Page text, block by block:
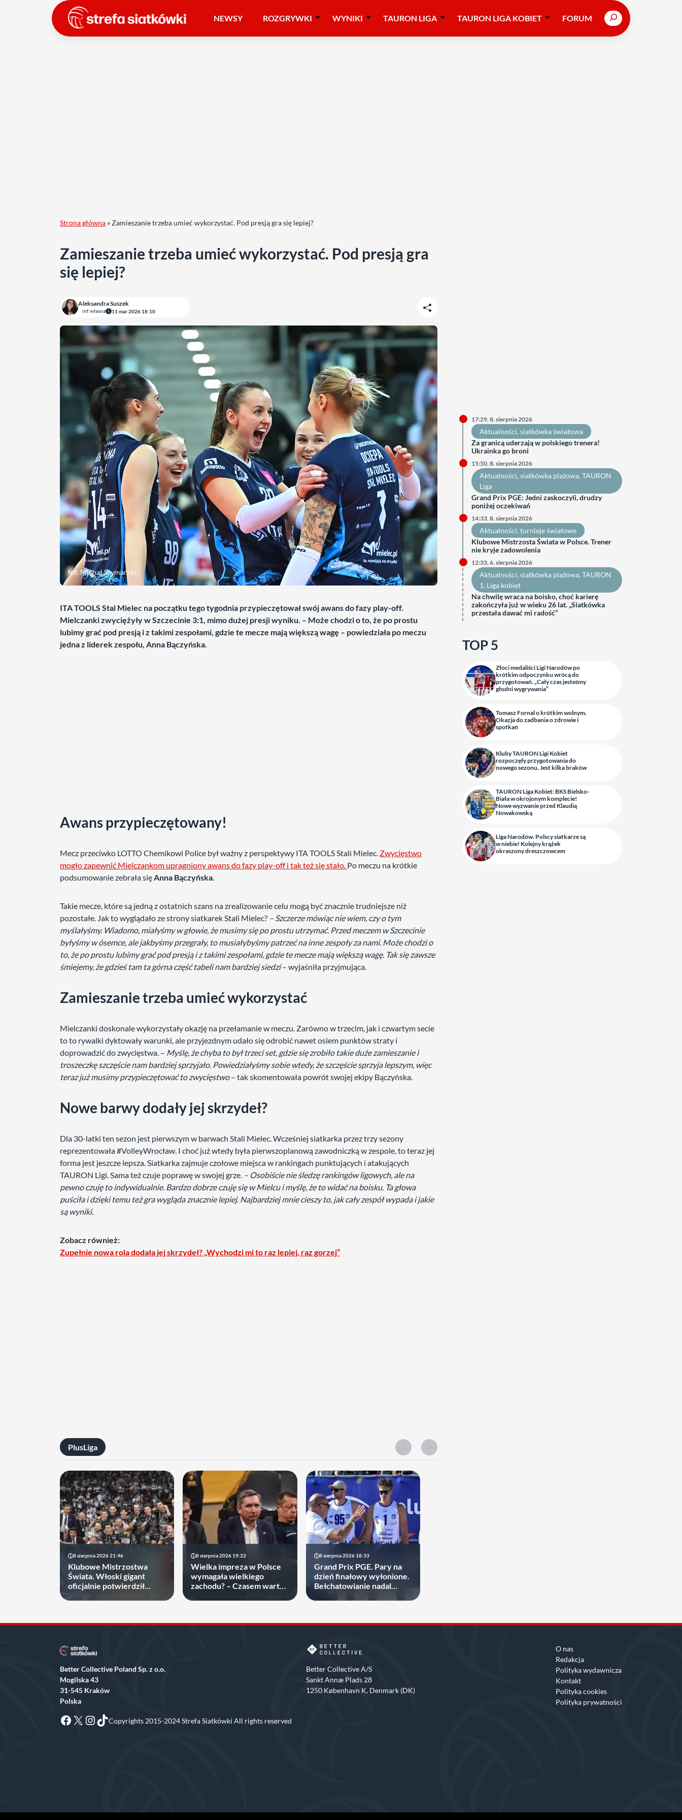
NEWSY ROZGRYWKI WYNIKI TAURON LIGA TAURON LIGA KOBIET FORUM Search
Strona główna »Zamieszanie trzeba umieć wykorzystać. Pod presją gra się lepiej?
Zamieszanie trzeba umieć wykorzystać. Pod presją gra
się lepiej?
Aleksandra Suszek
inf. własna 11 mar 2026 18:10
fot. Michał Szymański
ITA TOOLS Stal Mielec na początku tego tygodnia przypieczętował swój awans do fazy play-off.
Mielczanki zwyciężyły w Szczecinie 3:1, mimo dużej presji wyniku. – Może chodzi o to, że po prostu
lubimy grać pod presją i z takimi zespołami, gdzie te mecze mają większą wagę – powiedziała po meczu
jedna z liderek zespołu, Anna Bączyńska.
Awans przypieczętowany!
Mecz przeciwko LOTTO Chemikowi Police był ważny z perspektywy ITA TOOLS Stali Mielec. Zwycięstwo
mogło zapewnić Mielczankom upragniony awans do fazy play-off i tak też się stało. Po meczu na krótkie
podsumowanie zebrała sięAnna Bączyńska.
Takie mecze, które są jedną z ostatnich szans na zrealizowanie celu mogą być znacznie trudniejsze niż
pozostałe. Jak to wyglądało ze strony siatkarek Stali Mielec? – Szczerze mówiąc nie wiem, czy o tym
myślałyśmy. Wiadomo, miałyśmy w głowie, że musimy się po prostu utrzymać. Przed meczem w Szczecinie
byłyśmy w ósemce, ale jakbyśmy przegrały, to musiałybyśmy patrzeć na inne zespoły za nami. Może chodzi o
to, że po prostu lubimy grać pod presją i z takimi zespołami, gdzie te mecze mają większą wagę. Tak się zawsze
śmiejemy, że gdzieś tam ta górna część tabeli nam bardziej siedzi– wyjaśniła przyjmująca.
Zamieszanie trzeba umieć wykorzystać
Mielczanki doskonale wykorzystały okazję na przełamanie w meczu. Zarówno w trzecim, jak i czwartym secie
to to rywalki dyktowały warunki, ale przyjezdnym udało się odrobić nawet osiem punktów straty i
doprowadzić do zwycięstwa. – Myślę, że chyba to był trzeci set, gdzie się zrobiło takie duże zamieszanie i
troszeczkę szczęście nam bardziej sprzyjało. Powiedziałyśmy sobie wtedy, że szczęście sprzyja lepszym, więc
teraz już musimy przypieczętować to zwycięstwo– tak skomentowała powrót swojej ekipy Bączyńska.
Nowe barwy dodały jej skrzydeł?
Dla 30-latki ten sezon jest pierwszym w barwach Stali Mielec. Wcześniej siatkarka przez trzy sezony
reprezentowała #VolleyWrocław. I choć już wtedy była pierwszoplanową zawodniczką w zespole, to teraz jej
forma jest jeszcze lepsza. Siatkarka zajmuje czołowe miejsca w rankingach punktujących i atakujących
TAURON Ligi. Sama też czuje poprawę w swojej grze. – Osobiście nie śledzę rankingów ligowych, ale na
pewno czuję to indywidualnie. Bardzo dobrze czuję się w Mielcu i myślę, że to widać na boisku. Ta głowa
puściła i dzięki temu też gra wygląda znacznie lepiej. Najbardziej mnie cieszy to, jak cały zespół wypada i jakie
są wyniki.
Zobacz również:
Zupełnie nowa rola dodała jej skrzydeł? „Wychodzi mi to raz lepiej, raz gorzej”
PlusLiga
8 sierpnia 2026 21:46
Klubowe Mistrzostwa
Świata. Włoski gigant
oficjalnie potwierdził
8 sierpnia 2026 19:22
Wielka impreza w Polsce
wymagała wielkiego
zachodu? – Czasem warto
8 sierpnia 2026 18:33
Grand Prix PGE. Pary na
dzień finałowy wyłonione.
Bełchatowianie nadal
17:29, 8. sierpnia 2026
Aktualności, siatkówka światowa
Za granicą uderzają w polskiego trenera!
Ukrainka go broni
15:50, 8. sierpnia 2026
Aktualności, siatkówka plażowa, TAURON
Liga
Grand Prix PGE: Jedni zaskoczyli, drudzy
poniżej oczekiwań
14:33, 8. sierpnia 2026
Aktualności, turnieje światowe
Klubowe Mistrzosta Świata w Polsce. Trener
nie kryje zadowolenia
12:33, 6. sierpnia 2026
Aktualności, siatkówka plażowa, TAURON
1. Liga kobiet
Na chwilę wraca na boisko, choć karierę
zakończyła już w wieku 26 lat. „Siatkówka
przestała dawać mi radość”
TOP 5
Złoci medaliści Ligi Narodów po
krótkim odpoczynku wrócą do
przygotowań. „Cały czas jesteśmy
głodni wygrywania”
Tomasz Fornal o krótkim wolnym.
Okazja do zadbania o zdrowie i
spotkań
Kluby TAURON Ligi Kobiet
rozpoczęły przygotowania do
nowego sezonu. Jest kilka braków
TAURON Liga Kobiet: BKS Bielsko-
Biała w okrojonym komplecie!
Nowe wyzwanie przed Klaudią
Nowakowską
Liga Narodów. Polscy siatkarze są
w niebie! Kolejny krążek
okraszony dreszczowcem
Better Collective Poland Sp. z o.o.
Mogilska 43
31-545 Kraków
Polska
Better Collective A/S
Sankt Annæ Plads 28
1250 København K, Denmark (DK)
O nas
Redakcja
Polityka wydawnicza
Kontakt
Polityka cookies
Polityka prywatności
Facebook
X Instagram
TikTok
Copyrights 2015-2024 Strefa Siatkówki All rights reserved